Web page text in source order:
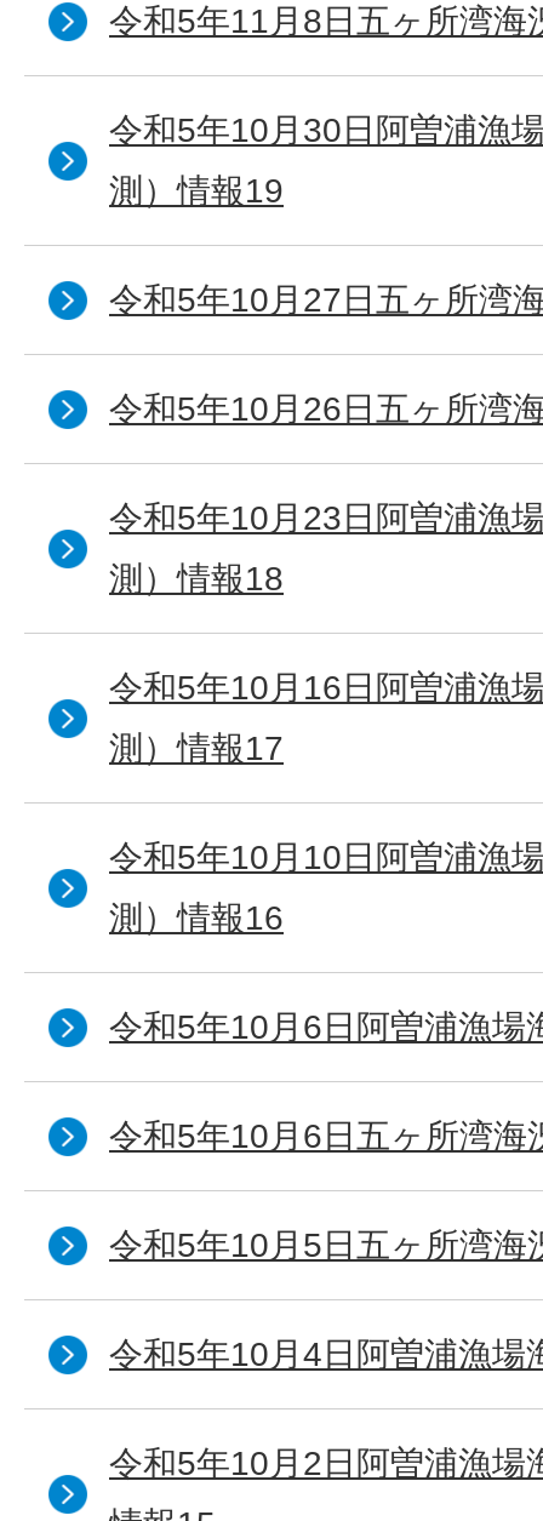
令和5年11月8日五ヶ所湾海
令和5年10月30日阿曽浦漁
測）情報19
令和5年10月27日五ヶ所湾
令和5年10月26日五ヶ所湾
令和5年10月23日阿曽浦漁
測）情報18
令和5年10月16日阿曽浦漁
測）情報17
令和5年10月10日阿曽浦漁
測）情報16
令和5年10月6日阿曽浦漁場
令和5年10月6日五ヶ所湾海
令和5年10月5日五ヶ所湾海
令和5年10月4日阿曽浦漁場
令和5年10月2日阿曽浦漁場